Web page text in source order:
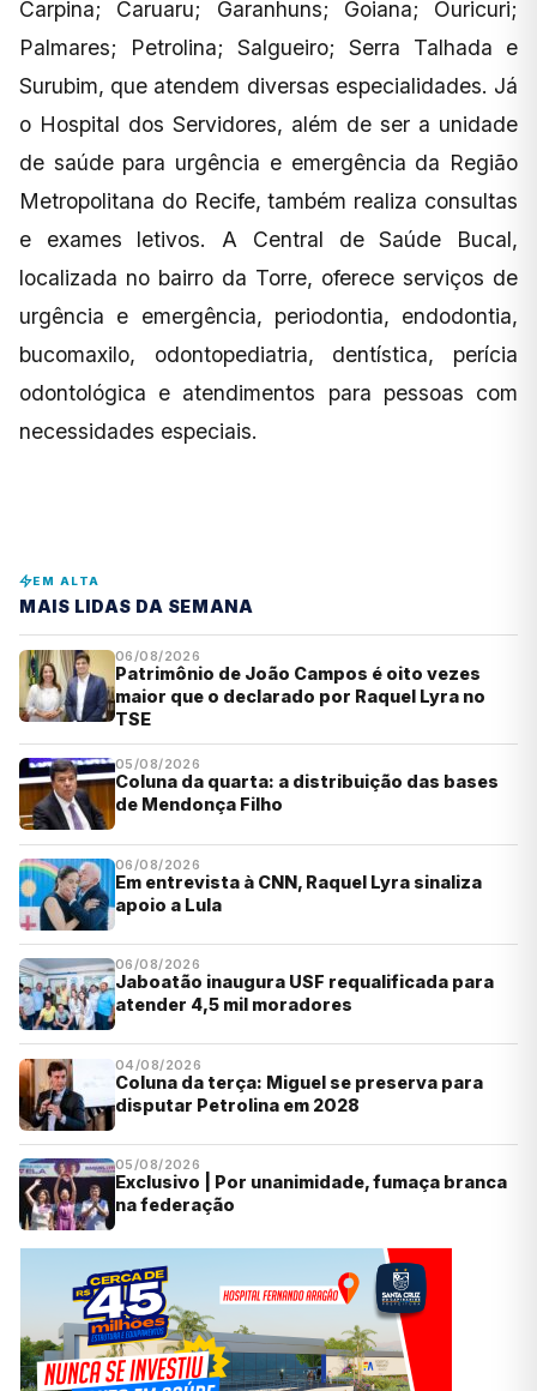
Carpina; Caruaru; Garanhuns; Goiana; Ouricuri;
Palmares; Petrolina; Salgueiro; Serra Talhada e
Surubim, que atendem diversas especialidades. Já
o Hospital dos Servidores, além de ser a unidade
de saúde para urgência e emergência da Região
Metropolitana do Recife, também realiza consultas
e exames letivos. A Central de Saúde Bucal,
localizada no bairro da Torre, oferece serviços de
urgência e emergência, periodontia, endodontia,
bucomaxilo, odontopediatria, dentística, perícia
odontológica e atendimentos para pessoas com
necessidades especiais.
EM ALTA
MAIS LIDAS DA SEMANA
06/08/2026
Patrimônio de João Campos é oito vezes
maior que o declarado por Raquel Lyra no
TSE
05/08/2026
Coluna da quarta: a distribuição das bases
de Mendonça Filho
06/08/2026
Em entrevista à CNN, Raquel Lyra sinaliza
apoio a Lula
06/08/2026
Jaboatão inaugura USF requalificada para
atender 4,5 mil moradores
04/08/2026
Coluna da terça: Miguel se preserva para
disputar Petrolina em 2028
05/08/2026
Exclusivo | Por unanimidade, fumaça branca
na federação